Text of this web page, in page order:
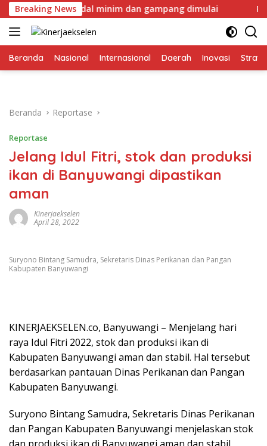
Langsung
ke
konten
Breaking News
modal minim dan gampang dimulai PT IMIP
Beranda Nasional Internasional Daerah Inovasi
Beranda Reportase
Reportase
Jelang Idul Fitri, stok dan produksi
ikan di Banyuwangi dipastikan
aman
Kinerjaekselen
April 28, 2022
Suryono Bintang Samudra, Sekretaris Dinas Perikanan dan Pangan
Kabupaten Banyuwangi
KINERJAEKSELEN.co, Banyuwangi – Menjelang hari
raya Idul Fitri 2022, stok dan produksi ikan di
Kabupaten Banyuwangi aman dan stabil. Hal tersebut
berdasarkan pantauan Dinas Perikanan dan Pangan
Kabupaten Banyuwangi.
Suryono Bintang Samudra, Sekretaris Dinas Perikanan
dan Pangan Kabupaten Banyuwangi menjelaskan stok